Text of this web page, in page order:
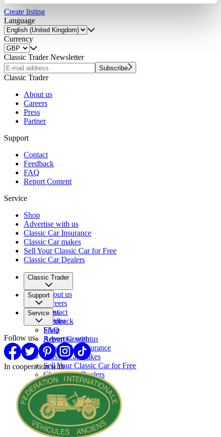
Partner führen diese Informationen möglicherweise mit
weiteren Daten zusammen, die Sie ihnen bereitgestellt
haben oder die sie im Rahmen Ihrer Nutzung der Dienste
gesammelt haben.
Create listing
Language
Currency
Classic Trader Newsletter
Subscribe
Classic Trader
About us
Careers
Press
Partner
Support
Contact
Feedback
FAQ
Report Content
Service
Shop
Advertise with us
Classic Car Insurance
Classic Car makes
Sell Your Classic Car for Free
Classic Car Dealers
Classic Trader
About us
Careers
Press
Partner
Support
Contact
Feedback
FAQ
Report Content
Service
Shop
Advertise with us
Classic Car Insurance
Classic Car makes
Sell Your Classic Car for Free
Classic Car Dealers
Follow us
In cooperation with